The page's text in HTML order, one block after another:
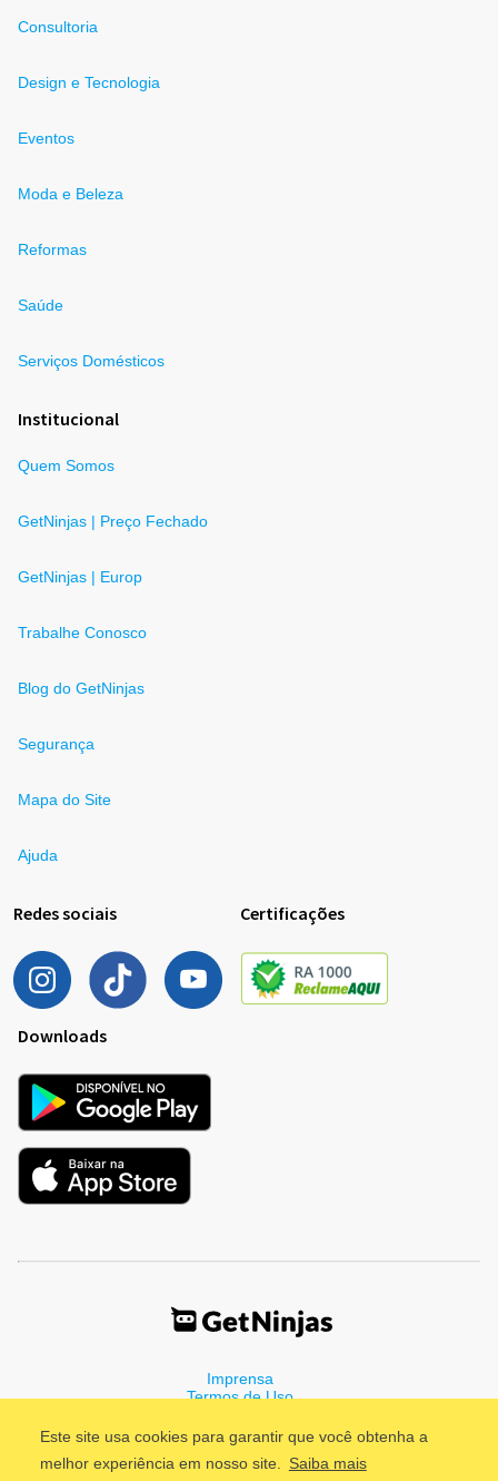
Este site usa cookies para garantir que você obtenha a
melhor experiência em nosso site. Saiba mais
Consultoria
Design e Tecnologia
Eventos
Moda e Beleza
Reformas
Saúde
Serviços Domésticos
Institucional
Quem Somos
GetNinjas | Preço Fechado
GetNinjas | Europ
Trabalhe Conosco
Blog do GetNinjas
Segurança
Mapa do Site
Ajuda
Redes sociais Certificações
Downloads
Imprensa
Termos de Uso